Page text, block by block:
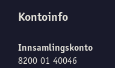
Kontoinfo
Innsamlingskonto
8200 01 40046